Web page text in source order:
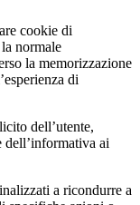
cookie di
normale
la memorizzazione
di
dell’utente,
dell’informativa ai
a ricondurre a